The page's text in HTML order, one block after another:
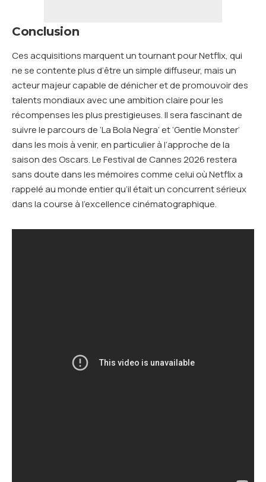
Conclusion
Ces acquisitions marquent un tournant pour Netflix, qui
ne se contente plus d’être un simple diffuseur, mais un
acteur majeur capable de dénicher et de promouvoir des
talents mondiaux avec une ambition claire pour les
récompenses les plus prestigieuses. Il sera fascinant de
suivre le parcours de ‘La Bola Negra’ et ‘Gentle Monster’
dans les mois à venir, en particulier à l’approche de la
saison des Oscars. Le Festival de Cannes 2026 restera
sans doute dans les mémoires comme celui où Netflix a
rappelé au monde entier qu’il était un concurrent sérieux
dans la course à l’excellence cinématographique.